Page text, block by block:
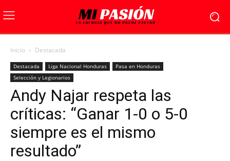
Inicio Destacada
Destacada Liga Nacional Honduras
Pasa en Honduras
Selección y Legionarios
Andy Najar respeta las
críticas: “Ganar 1-0 o 5-0
siempre es el mismo
resultado”